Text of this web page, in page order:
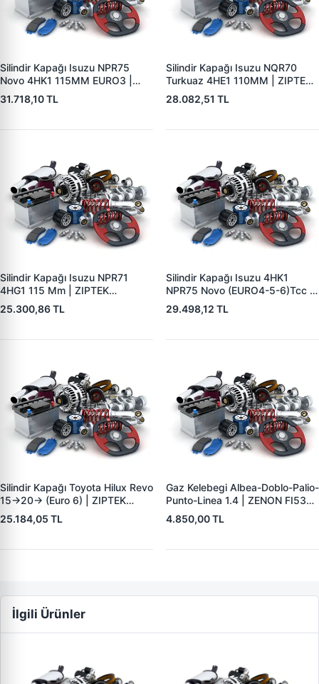
Silindir Kapağı Isuzu NPR75
Novo 4HK1 115MM EURO3 |
ZIPTEK 8980184542 | OEM
8980184542 8981706171
31.718,10 TL
Silindir Kapağı Isuzu NQR70
Turkuaz 4HE1 110MM | ZIPTEK
8970881483 | OEM
8970881483 8973583632
28.082,51 TL
Silindir Kapağı Isuzu NPR71
4HG1 115 Mm | ZIPTEK
897358368251 | OEM
897358368251 897207133151
25.300,86 TL
Silindir Kapağı Isuzu 4HK1
NPR75 Novo (EURO4-5-6)Tcc |
ZIPTEK 898170619051 | OEM
8981706190 8980184542
8980184546
29.498,12 TL
Silindir Kapağı Toyota Hilux Revo
15->20-> (Euro 6) | ZIPTEK
11101-0E010 | OEM 11101-
0E010
25.184,05 TL
Gaz Kelebegi Albea-Doblo-Palio-
Punto-Linea 1.4 | ZENON FI5393
| OEM 77363793
4.850,00 TL
İlgili Ürünler